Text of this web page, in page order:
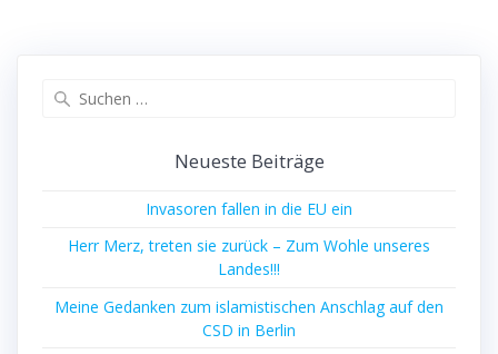
Neueste Beiträge
Invasoren fallen in die EU ein
Herr Merz, treten sie zurück – Zum Wohle unseres
Landes!!!
Meine Gedanken zum islamistischen Anschlag auf den
CSD in Berlin